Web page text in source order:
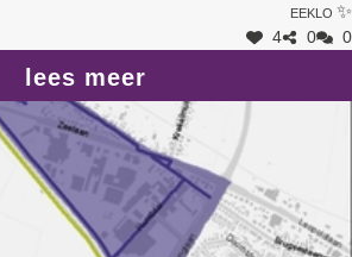
Vlasstraat, Jutepad,
Stationsstraat, Koningin
Eeklo ✨
4 0 0
lees meer